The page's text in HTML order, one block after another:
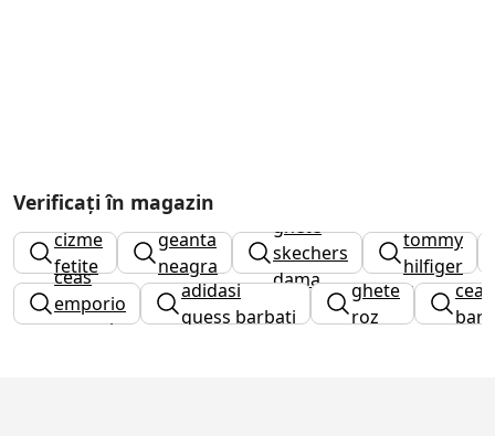
Verificați în magazin
cizme
fetite
geanta
neagra
ghete
skechers
dama
tommy
hilfiger
dama
ceas
emporio
armani
adidasi
guess barbati
ghete
roz